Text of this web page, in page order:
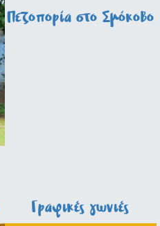
Πεζοπορία στο Σμόκοβο
Γραφικές γωνιές